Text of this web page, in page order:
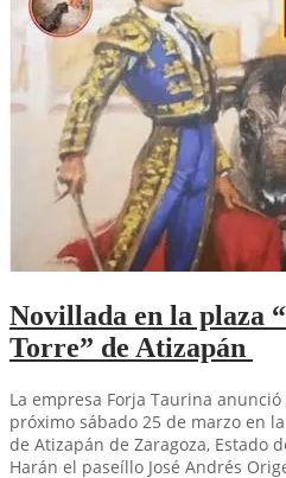
Novillada en la plaza
Torre” de Atizapán
La empresa Forja Taurina
próximo sábado 25 de marzo en
de Atizapán de Zaragoza, Estado
Harán el paseíllo José Andrés